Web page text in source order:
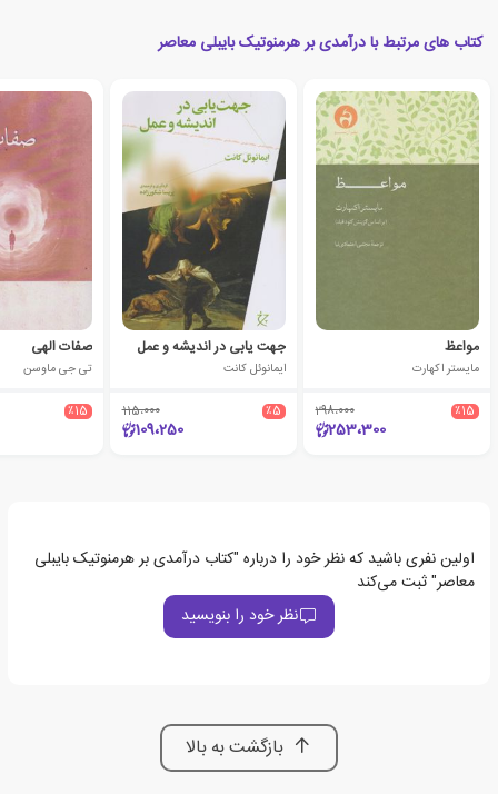
کتاب های مرتبط با درآمدی بر هرمنوتیک بایبلی معاصر
مواعظ
مایستر اکهارت
٪15 298،000
253،300
جهت یابی در اندیشه و عمل
ایمانوئل کانت
٪5 115،000
109،250
صفات الهی
تی جی ماوسن
٪15
اولین نفری باشید که نظر خود را درباره "کتاب درآمدی بر هرمنوتیک بایبلی
معاصر" ثبت می‌کند
نظر خود را بنویسید
بازگشت به بالا